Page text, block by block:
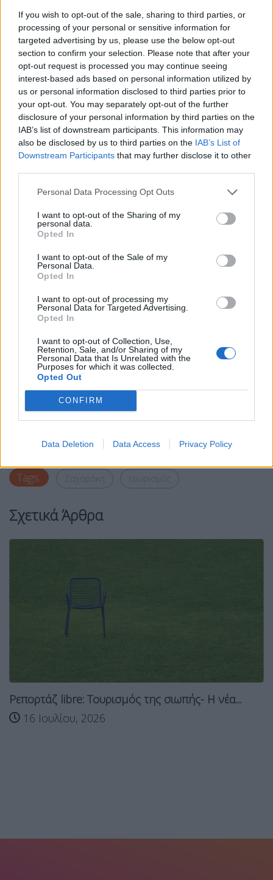
If you wish to opt-out of the sale, sharing to third parties, or
processing of your personal or sensitive information for
targeted advertising by us, please use the below opt-out
section to confirm your selection. Please note that after your
opt-out request is processed you may continue seeing
interest-based ads based on personal information utilized by
us or personal information disclosed to third parties prior to
your opt-out. You may separately opt-out of the further
disclosure of your personal information by third parties on the
IAB’s list of downstream participants. This information may
also be disclosed by us to third parties on the IAB’s List of
Downstream Participants that may further disclose it to other
Personal Data Processing Opt Outs
I want to opt-out of the Sharing of my
personal data.
Opted In
I want to opt-out of the Sale of my
Personal Data.
Opted In
I want to opt-out of processing my
Personal Data for Targeted Advertising.
Opted In
I want to opt-out of Collection, Use,
Retention, Sale, and/or Sharing of my
Personal Data that Is Unrelated with the
Purposes for which it was collected.
Opted Out
CONFIRM
Data Deletion Data Access Privacy Policy
αρκετά την έναρξή του» ενώ σημείωσε σχετικά με
το πρόγραμμα:
Αυξημένος κατά 10 εκ. ο προϋπολογισμός,
30 εκ. το σύνολο,
επιπλέον 200.000 δικαιούχοι,
150€ επιπλέον και
το ατομικό εισόδημα είναι 16.000€ και 28.000€ το
οικογενειακό (που προσαυξάνεται και στις δύο
περιπτώσεις ανά παιδί 1.500€)
στον χάρτη η κ. Ζαχαράκη σημείωσε πως «η
προορισμούς ενώ φέτος θα είναι περίπου τρία
εκατομμύρια οι τουρίστες που θα έρθουν με την
ΤUI και υπογράμμισε τρία νέα δεδομένα σύμφωνα
πάντα με τον συγκεκριμένο οργανισμό:
Η Ελλάδα έχει ιδιαίτερη ζήτηση στα πακέτα
Σεπτεμβρίου, Οκτωβρίου, Νοεμβρίου
Είναι πρώτη σε ζήτηση σε ταξίδια πολυτελείας.
Πολλοί άνθρωποι που επιλέγουν κρουαζιέρα στην
Ελλάδα
Facebook Share on X
Email Copy Link
Tags:
Σχετικά Άρθρα
Ρεπορτάζ libre: Tουρισμός της σιωπής- Η νέα...
16 Ιουλίου, 2026